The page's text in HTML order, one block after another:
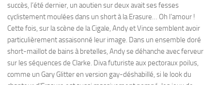
succès, l’été dernier, un aoutien sur deux avait ses fesses
cyclistement moulées dans un short à la Erasure… Oh l’amour !
Cette fois, sur la scène de la Cigale, Andy et Vince semblent avoir
particulièrement assaisonné leur image. Dans un ensemble doré
short-maillot de bains à bretelles, Andy se déhanche avec ferveur
sur les séquences de Clarke. Diva futuriste aux pectoraux poilus,
comme un Gary Glitter en version gay-déshabillé, si le look du